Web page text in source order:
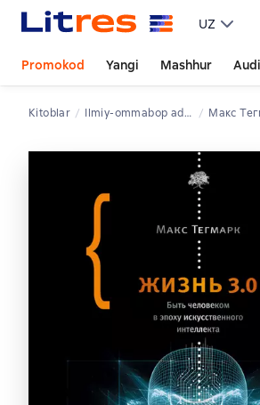
UZ
Promokod Yangi Mashhur
Kitoblar ilmiy-ommabop adabiyot Макс